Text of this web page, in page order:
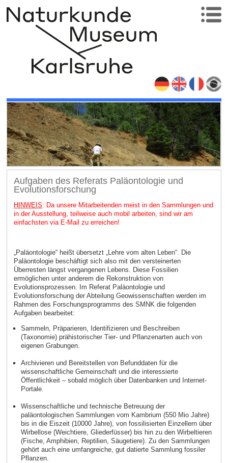
Aufgaben des Referats Paläontologie und
Evolutionsforschung
HINWEIS: Da unsere Mitarbeitenden meist in den Sammlungen und
in der Ausstellung, teilweise auch mobil arbeiten, sind wir am
einfachsten via E-Mail zu erreichen!
„Paläontologie“ heißt übersetzt „Lehre vom alten Leben“. Die
Paläontologie beschäftigt sich also mit den versteinerten
Überresten längst vergangenen Lebens. Diese Fossilien
ermöglichen unter anderem die Rekonstruktion von
Evolutionsprozessen. Im Referat Paläontologie und
Evolutionsforschung der Abteilung Geowissenschaften werden im
Rahmen des Forschungsprogramms des SMNK die folgenden
Aufgaben bearbeitet:
Sammeln, Präparieren, Identifizieren und Beschreiben
(Taxonomie) prähistorischer Tier- und Pflanzenarten auch von
eigenen Grabungen.
Archivieren und Bereitstellen von Befunddaten für die
wissenschaftliche Gemeinschaft und die interessierte
Öffentlichkeit – sobald möglich über Datenbanken und Internet-
Portale.
Wissenschaftliche und technische Betreuung der
paläontologischen Sammlungen vom Kambrium (550 Mio Jahre)
bis in die Eiszeit (10000 Jahre), von fossilisierten Einzellern über
Wirbellose (Weichtiere, Gliederfüsser) bis hin zu den Wirbeltieren
(Fische, Amphibien, Reptilien, Säugetiere). Zu den Sammlungen
gehört auch eine umfangreiche, gut datierte Sammlung fossiler
Pflanzen.